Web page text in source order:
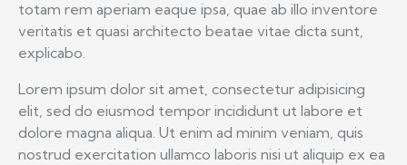
totam rem aperiam eaque ipsa, quae ab illo inventore
veritatis et quasi architecto beatae vitae dicta sunt,
explicabo.
Lorem ipsum dolor sit amet, consectetur adipisicing
elit, sed do eiusmod tempor incididunt ut labore et
dolore magna aliqua. Ut enim ad minim veniam, quis
nostrud exercitation ullamco laboris nisi ut aliquip ex ea